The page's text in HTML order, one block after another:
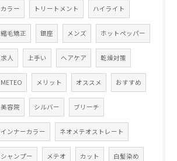
カラー トリートメント ハイライト
縮毛矯正 銀座 メンズ ホットペッパー
求人 上手い ヘアケア 乾燥対策
METEO メリット オススメ おすすめ
美容院 シルバー ブリーチ
インナーカラー ネオメテオストレート
シャンプー メテオ カット 白髪染め